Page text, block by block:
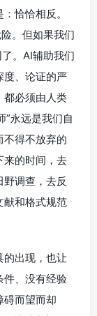
恰恰相反。
。但如果我们
。AI辅助我们
度、论证的严
都必须由人类
”永远是我们自
不得不放弃的
来的时间，去
调查，去反
献和格式规范
的出现，也让
件、没有经验
碍而望而却